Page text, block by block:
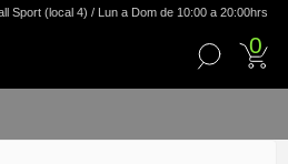
Sport (local 4) / Lun a Dom de 10:00 a 20:00hrs
0